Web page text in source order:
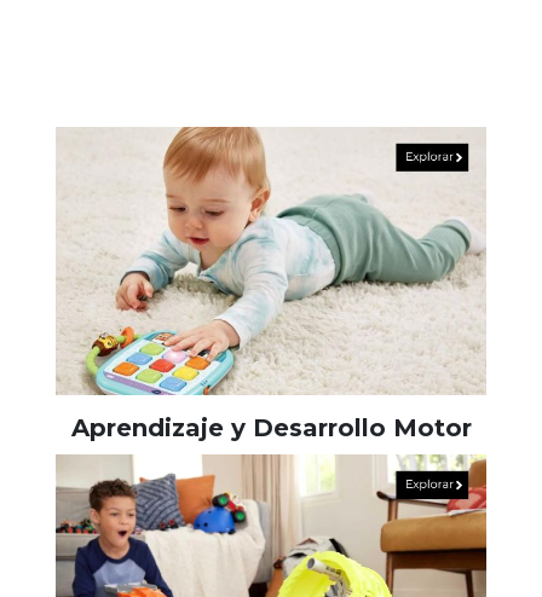
Aprendizaje y Desarrollo Motor